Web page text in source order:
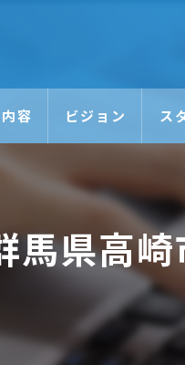
容 ビジョン ス
馬県高